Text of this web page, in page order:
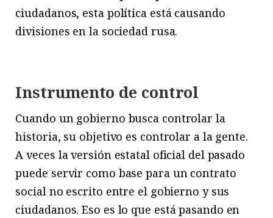
ciudadanos, esta política está causando
divisiones en la sociedad rusa.
Instrumento de control
Cuando un gobierno busca controlar la
historia, su objetivo es controlar a la gente.
A veces la versión estatal oficial del pasado
puede servir como base para un contrato
social no escrito entre el gobierno y sus
ciudadanos. Eso es lo que está pasando en